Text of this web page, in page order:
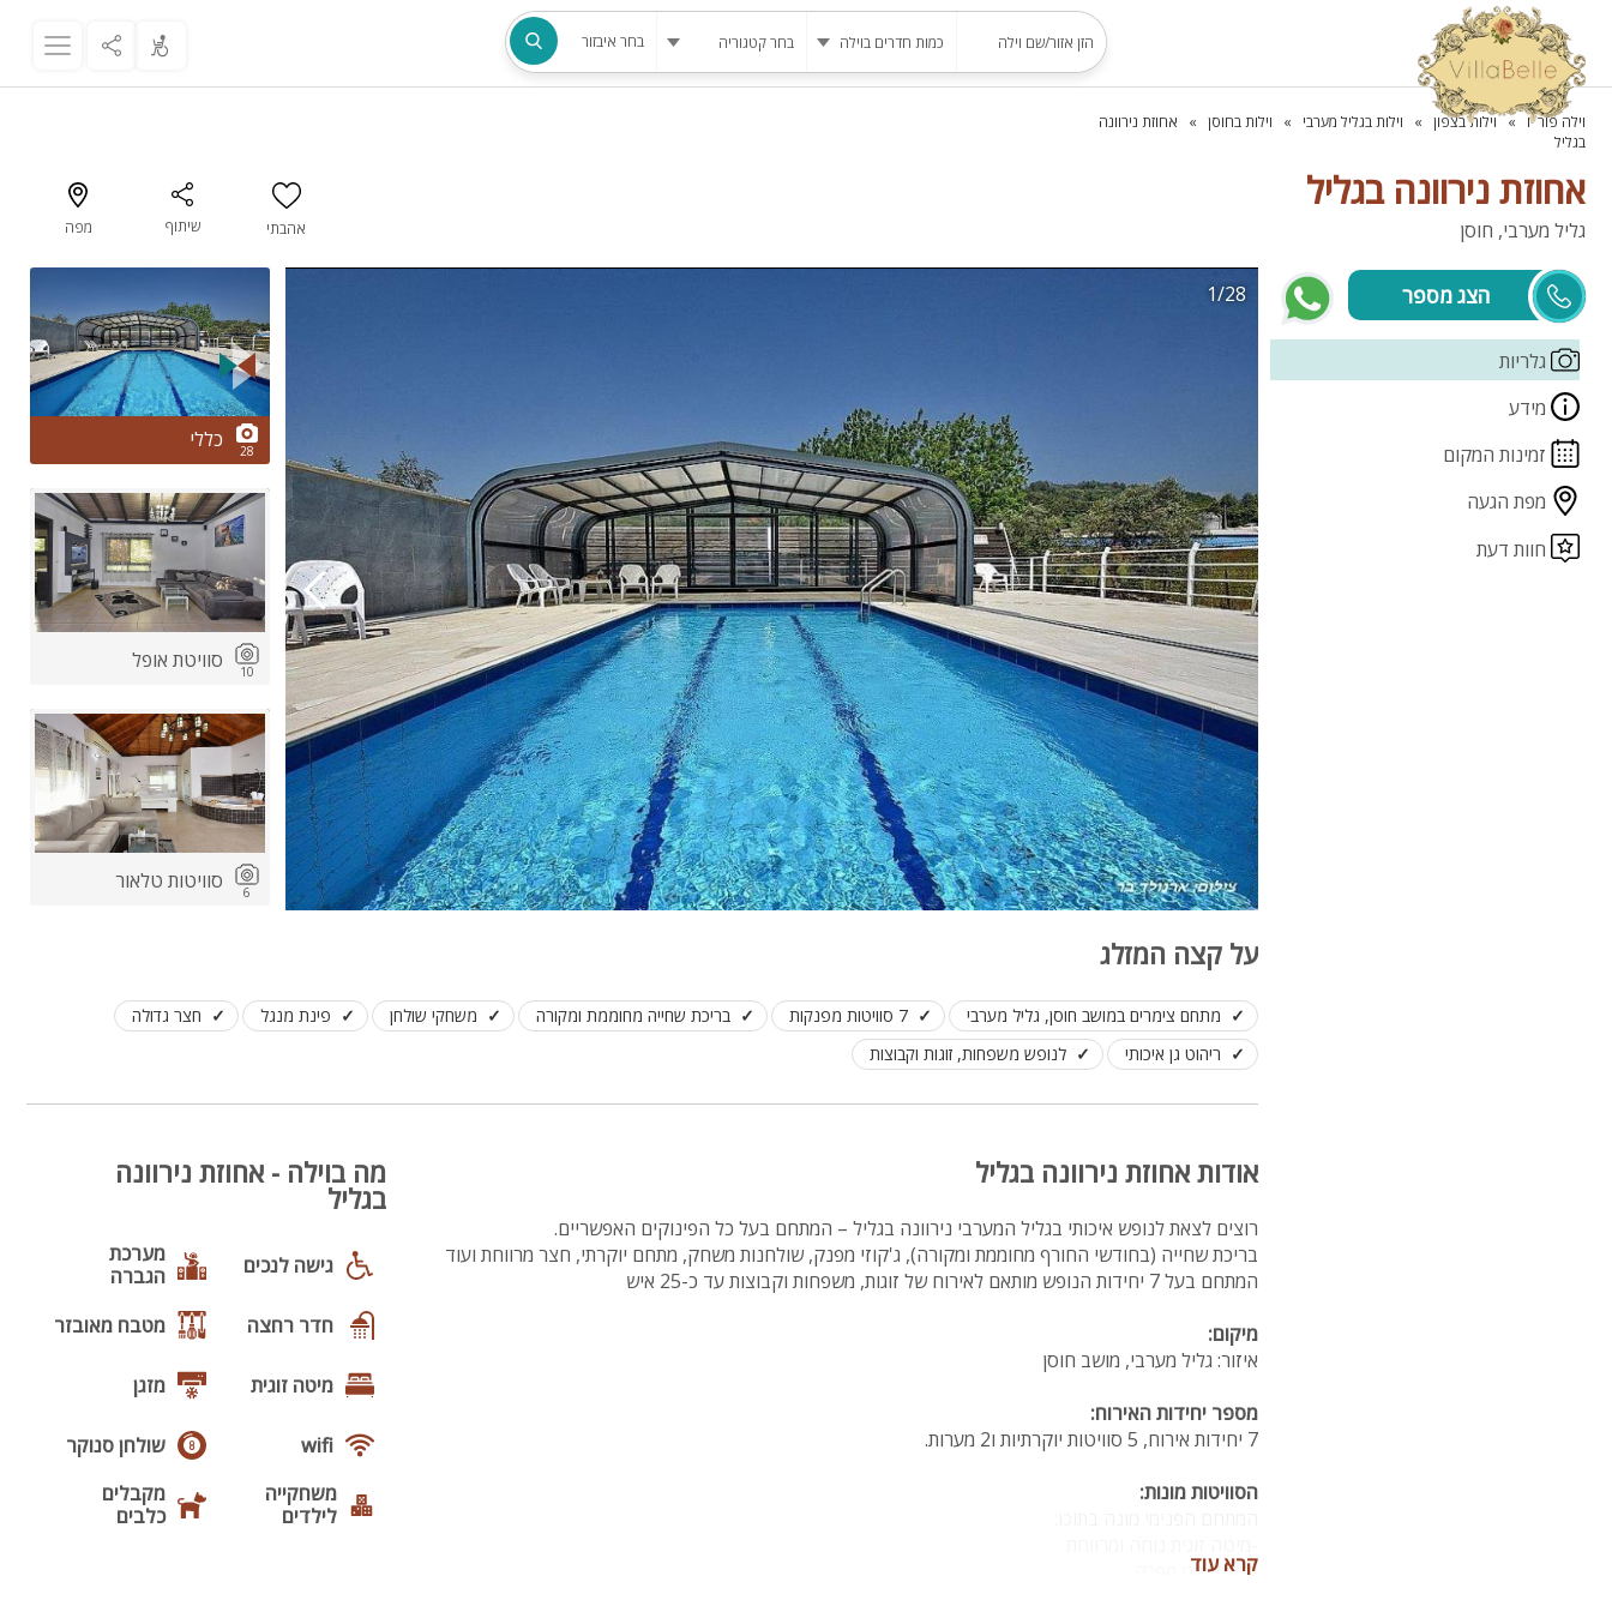
וילה פור יו וילות בצפון וילות בגליל מערבי וילות בחוסן
אחוזת נירוונה
בגליל
בחר איבזור
גקוזי
שולחן סנוקר
פלייסטיישן
Xbox
ארוחת בוקר
שולחן פוקר
מקרן
גישה לנכים
קבוצות גדולות
בריכה מקורה
מסך lcd
משפחות
hot
אחוזת נירוונה בגליל
גליל מערבי, חוסן אהבתי שיתוף מפה
טלאור
גלריות
מידע
זמינות המקום
מפת הגעה
חוות דעת
1/28
28 כללי
10 סוויטת אופל
6 סוויטות טלאור
סוויטת מאור
6 סוויטת סהר
על קצה המזלג
מתחם צימרים במושב חוסן, גליל מערבי 7 סוויטות מפנקות בריכת שחייה מחוממת ומקורה משחקי שולחן פינת מנגל
חצר גדולה
ריהוט גן איכותי
לנופש משפחות, זוגות וקבוצות
אודות אחוזת נירוונה בגליל
רוצים לצאת לנופש איכותי בגליל המערבי נירוונה בגליל – המתחם בעל כל הפינוקים האפשריים.
בריכת שחייה (בחודשי החורף מחוממת ומקורה), ג'קוזי מפנק, שולחנות משחק, מתחם יוקרתי, חצר מרווחת ועוד
המתחם בעל 7 יחידות הנופש מותאם לאירוח של זוגות, משפחות וקבוצות עד כ-25 איש
מיקום:
איזור: גליל מערבי, מושב חוסן
מספר יחידות האירוח:
7 יחידות אירוח, 5 סוויטות יוקרתיות ו2 מערות.
הסוויטות מונות:
-ג'קוזי זוגי מפנק
קרא עוד
מה בוילה - אחוזת נירוונה
בגליל
גישה לנכים
מערכת
הגברה
חדר רחצה
מטבח מאובזר
מיטה זוגית מזגן
wifi
שולחן סנוקר
משחקייה
לילדים
מקבלים
כלבים